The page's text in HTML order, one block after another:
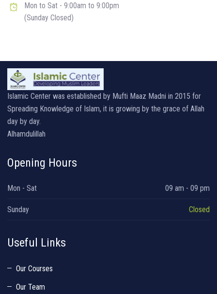
Mon to Sat - 9:00am to 9:00pm
(Sunday Closed)
Islamic Center was established by Mufti Maaz Madni in 2015 for
Spreading Knowledge of Islam, it is growing by the grace of Allah
day by day.
Alhamdulillah
Opening Hours
Mon - Sat 09 am - 09 pm
Sunday Closed
Useful Links
Our Courses
Our Team